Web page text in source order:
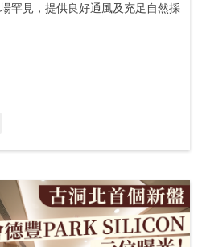
罕見，提供良好通風及充足自然採